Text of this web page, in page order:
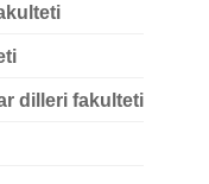
dilleri fakulteti